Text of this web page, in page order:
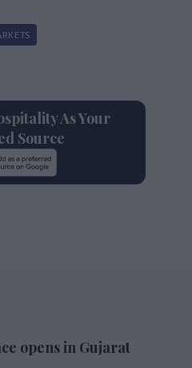
As Your
Source
opens in Gujarat